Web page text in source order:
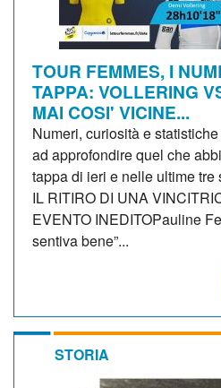
TOUR FEMMES, I
TAPPA: VOLLERING
MAI COSI' VICINE...
Numeri, curiosità e
ad approfondire quel che
tappa di ieri e nelle ultime tre
IL RITIRO DI UNA
EVENTO INEDITOPauline
sentiva bene”...
STORIA